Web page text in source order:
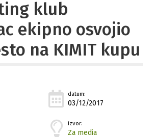
klub
ekipno osvojio
na KIMIT kupu
datum:
03/12/2017
izvor:
Za media